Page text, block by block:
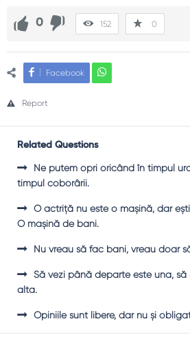
0 152 0
Facebook
Report
Related Questions
Ne putem opri oricând în timpul
timpul coborârii.
O actriţă nu este o maşină, dar
O maşină de bani.
Nu vreau să fac bani, vreau doar
Să vezi până departe este una,
alta.
Opiniile sunt libere, dar nu şi